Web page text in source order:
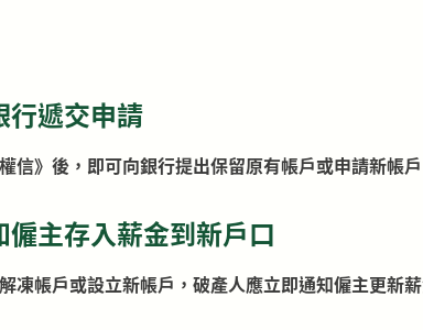
行遞交申請
信》後，即可向銀行提出保留原有帳戶或申請新帳
僱主存入薪金到新戶口
凍帳戶或設立新帳戶，破產人應立即通知僱主更新